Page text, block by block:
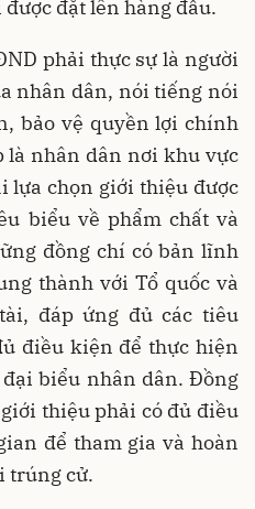
đặt lên hàng đầu.
phải thực sự là người
nhân dân, nói tiếng nói
bảo vệ quyền lợi chính
là nhân dân nơi khu vực
lựa chọn giới thiệu được
biểu về phẩm chất và
đồng chí có bản lĩnh
thành với Tổ quốc và
đáp ứng đủ các tiêu
điều kiện để thực hiện
biểu nhân dân. Đồng
thiệu phải có đủ điều
để tham gia và hoàn
trúng cử.